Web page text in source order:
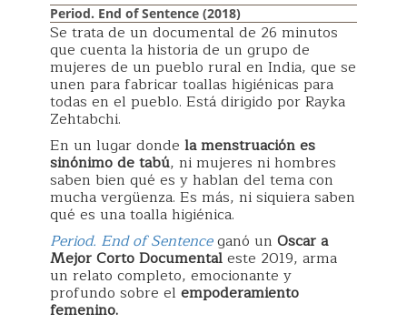
Period. End of Sentence (2018)
Se trata de un documental de 26 minutos
que cuenta la historia de un grupo de
mujeres de un pueblo rural en India, que se
unen para fabricar toallas higiénicas para
todas en el pueblo. Está dirigido por Rayka
Zehtabchi.
En un lugar donde la menstruación es
sinónimo de tabú, ni mujeres ni hombres
saben bien qué es y hablan del tema con
mucha vergüenza. Es más, ni siquiera saben
qué es una toalla higiénica.
Period. End of Sentenceganó un Oscar a
Mejor Corto Documentaleste 2019, arma
un relato completo, emocionante y
profundo sobre el empoderamiento
femenino.